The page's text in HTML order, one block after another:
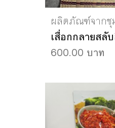
ผลิตภัณฑ์จากชุ
เสื่อกกลายสลั
600.00 บาท